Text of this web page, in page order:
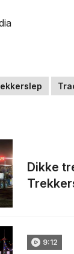
Dikke
9:12